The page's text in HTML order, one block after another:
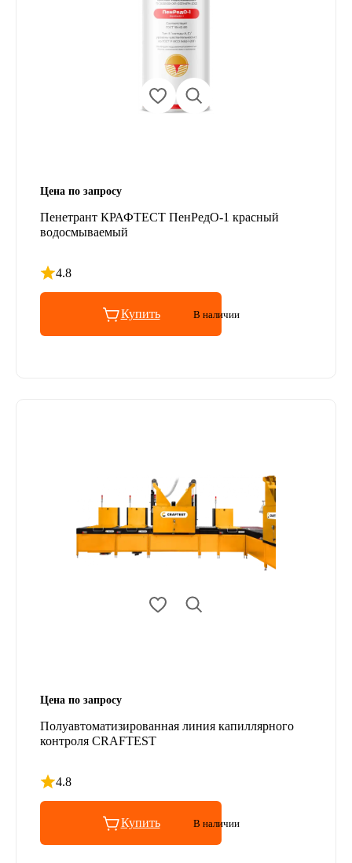
Цена по запросу
Пенетрант КРАФТЕСТ ПенРедО-1 красный
водосмываемый
4.8
Рейтинг 4.8 из 5
Купить В наличии
Цена по запросу
Полуавтоматизированная линия капиллярного
контроля CRAFTEST
4.8
Рейтинг 4.8 из 5
Купить В наличии